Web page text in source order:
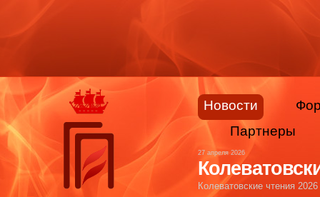
Новости
Партнеры
27 апреля 2026
Колеватовские чтения